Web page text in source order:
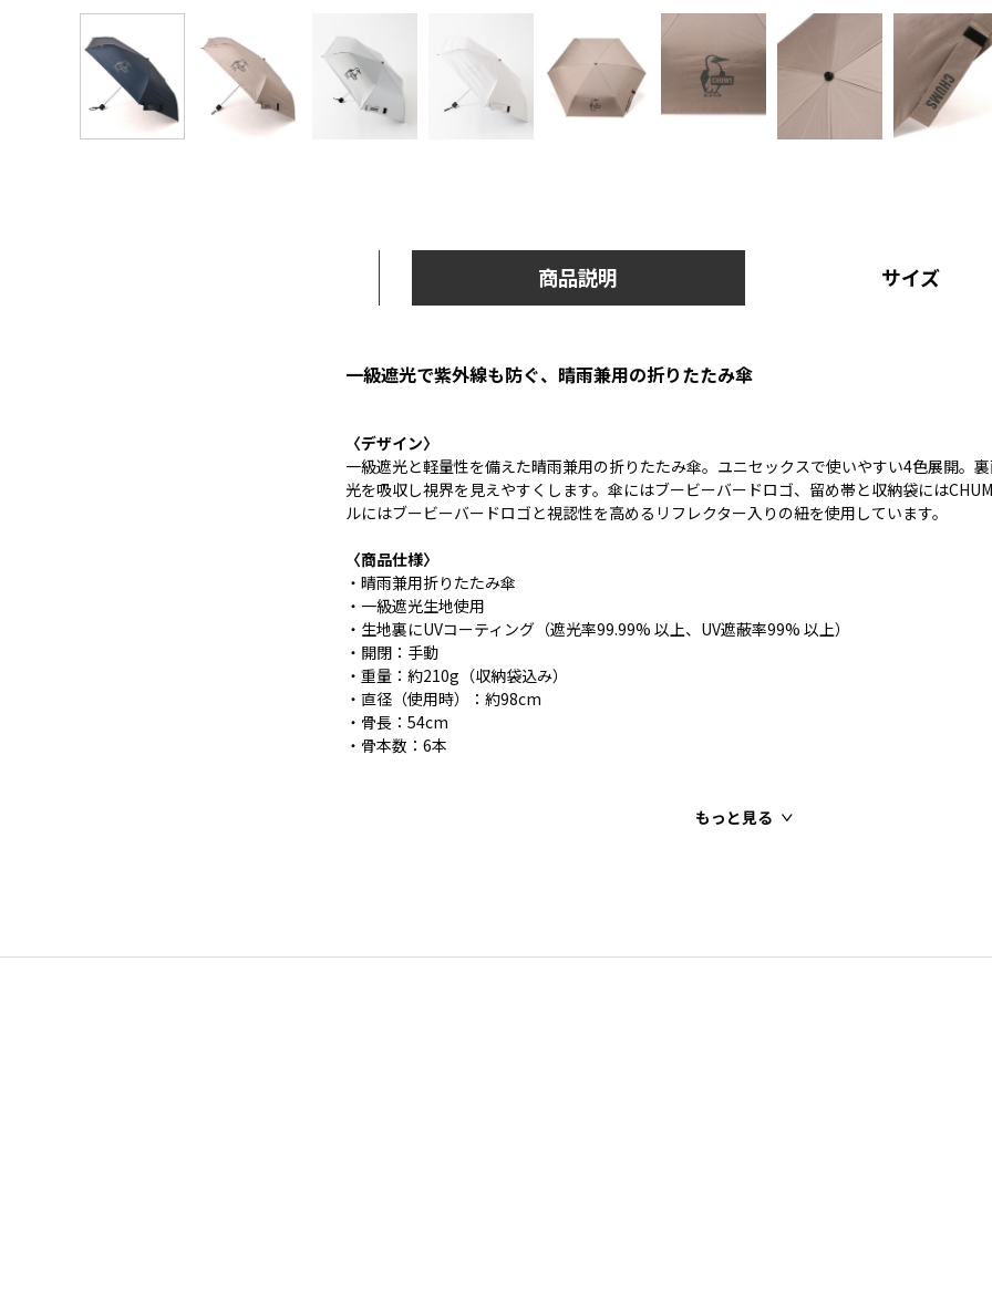
商品説明 サイズ
一級遮光で紫外線も防ぐ、晴雨兼用の折りたたみ傘
〈デザイン〉
一級遮光と軽量性を備えた晴雨兼用の折りたたみ傘。ユニセックスで使いやすい4色展開。
光を吸収し視界を見えやすくします。傘にはブービーバードロゴ、留め帯と収納袋には
ルにはブービーバードロゴと視認性を高めるリフレクター入りの紐を使用しています。
〈商品仕様〉
・晴雨兼用折りたたみ傘
・一級遮光生地使用
・生地裏にUVコーティング（遮光率99.99% 以上、UV遮蔽率99% 以上）
・開閉：手動
・重量：約210g（収納袋込み）
・直径（使用時）：約98cm
・骨長：54cm
・骨本数：6本
もっと見る